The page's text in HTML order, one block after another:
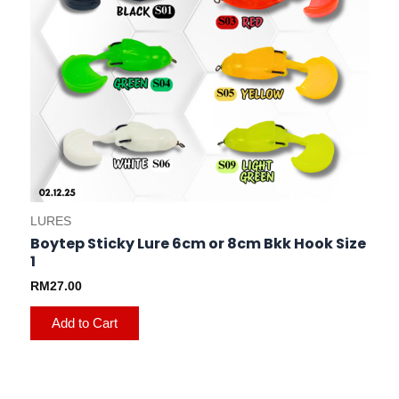
LURES
Boytep Sticky Lure 6cm or 8cm Bkk Hook Size
1
RM27.00
Add to Cart
product
page